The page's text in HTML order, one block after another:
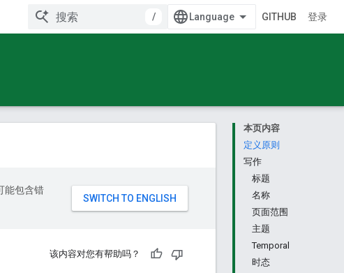
/ GITHUB 登录
本页内容
定义原则
写作
标题
名称
页面范围
主题
Temporal
时态
能包含错
该内容对您有帮助吗？